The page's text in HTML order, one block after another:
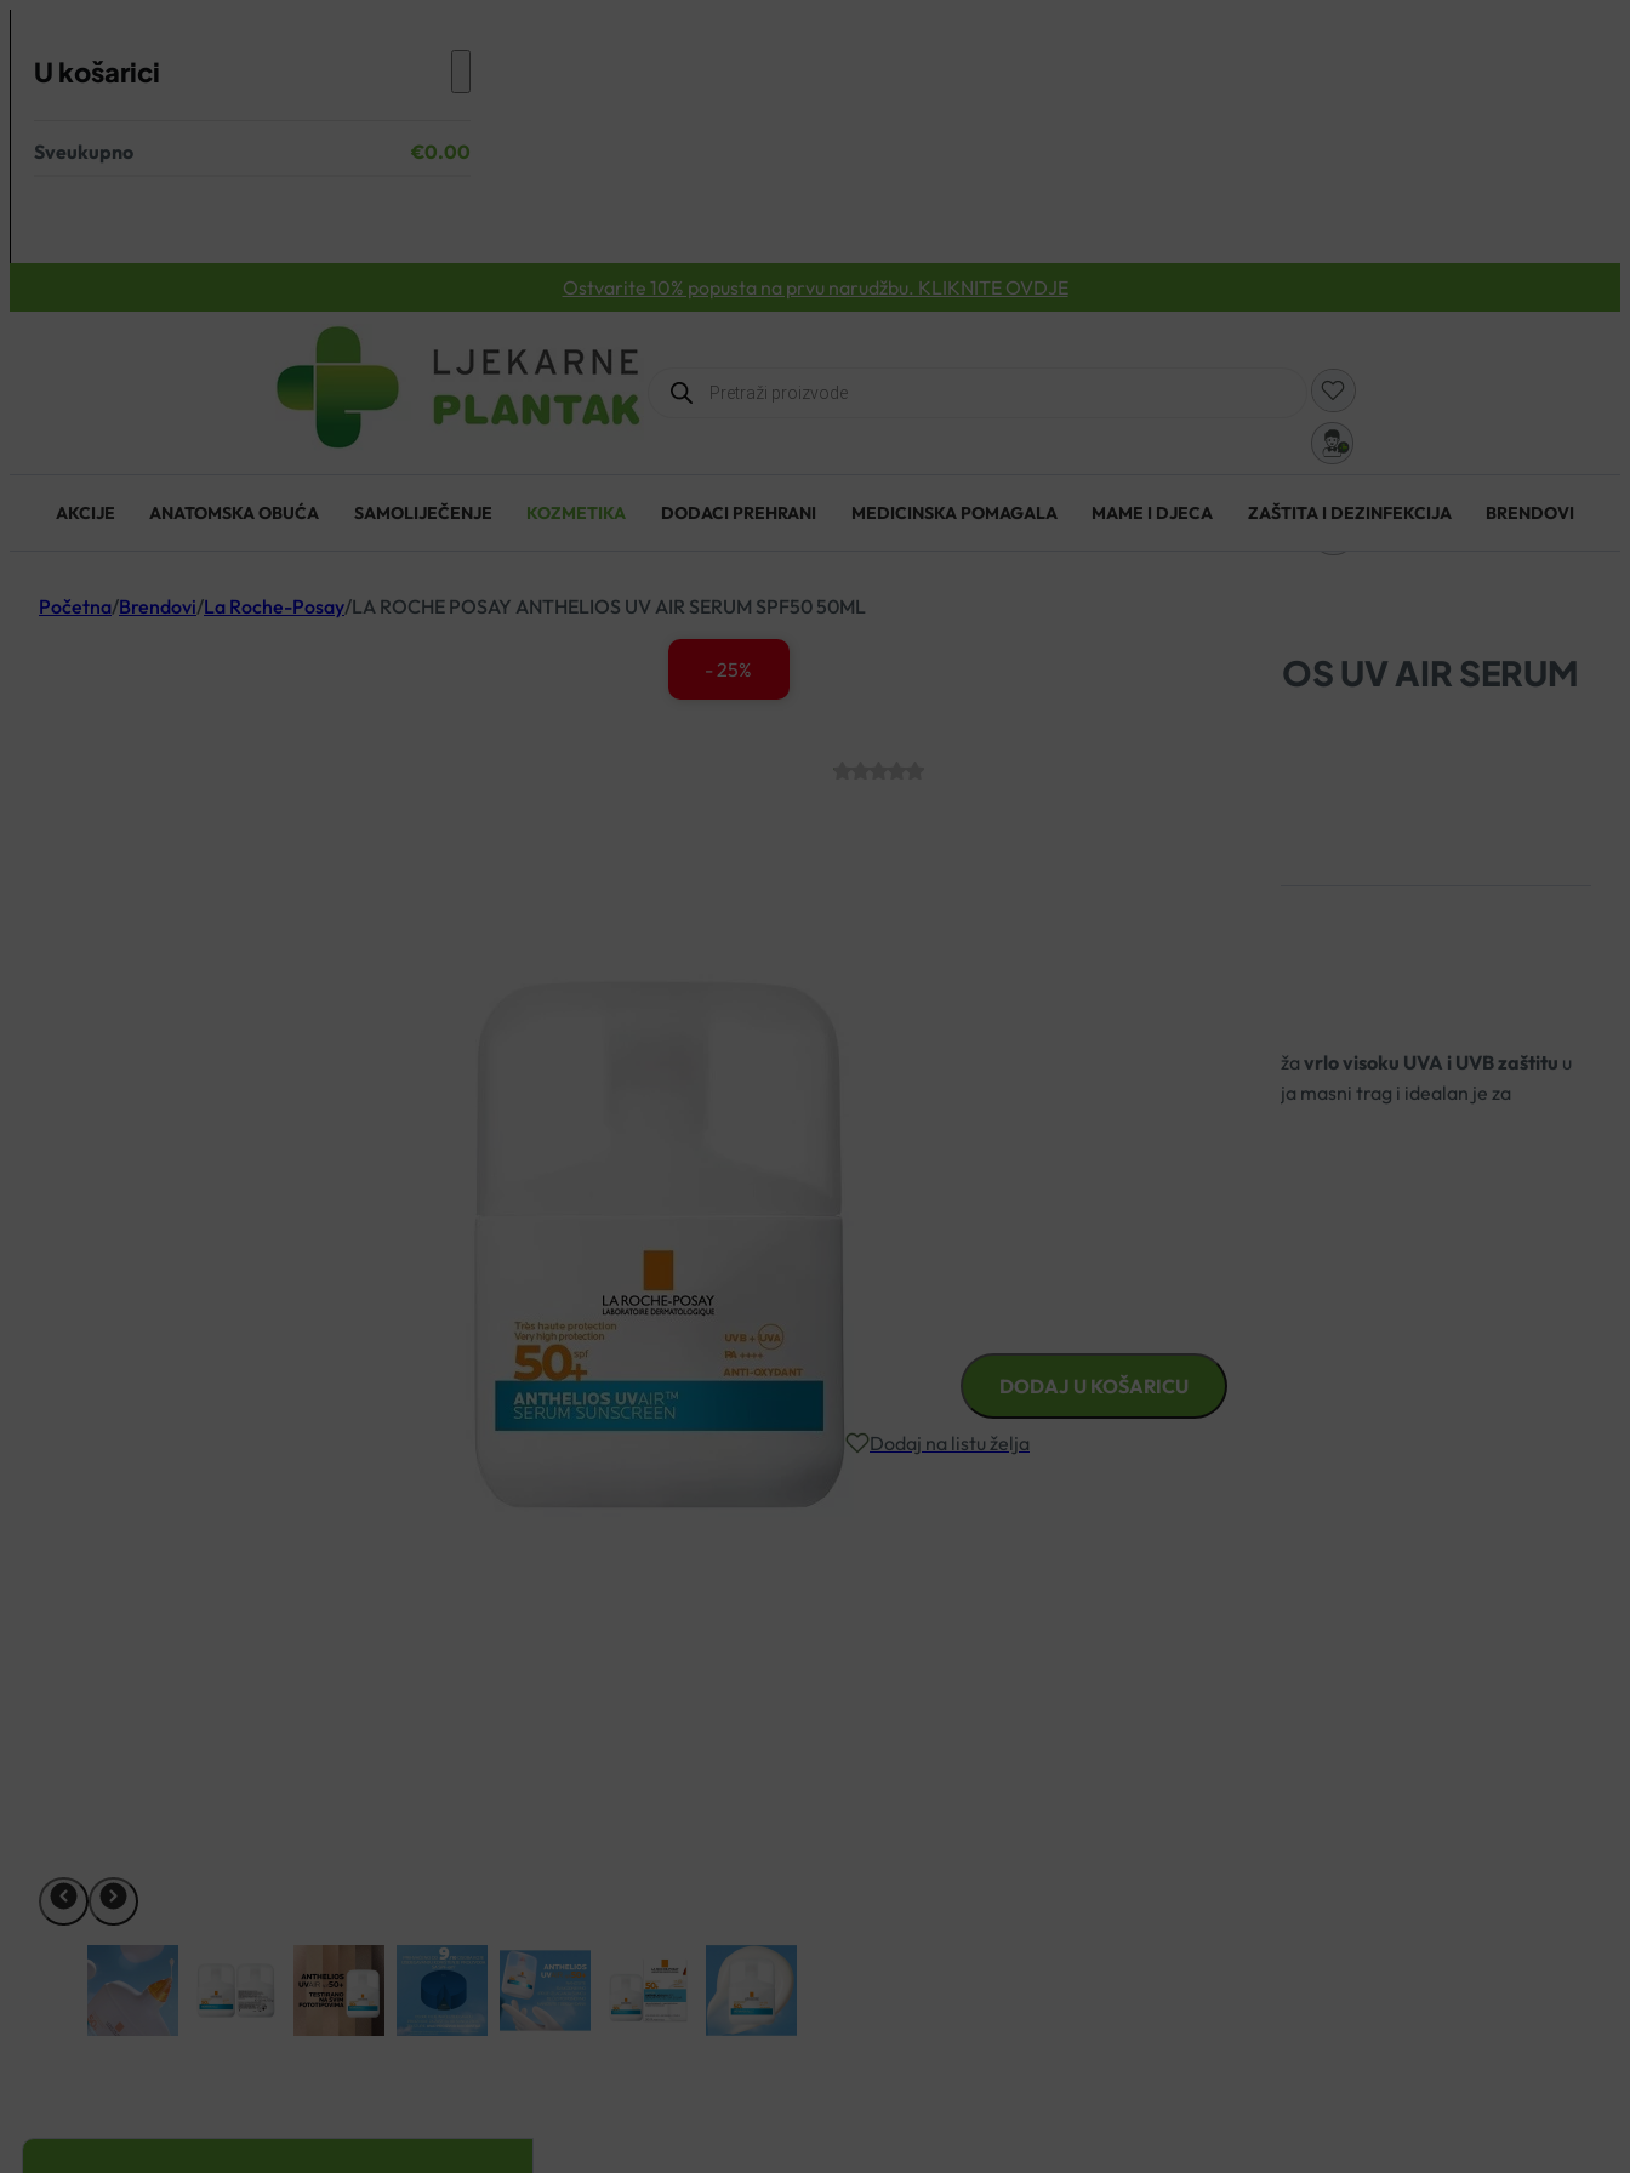
U košarici
Nema proizvoda u košarici.
Sveukupno €0.00
Ostvarite 10% popusta na prvu narudžbu. KLIKNITE OVDJE
Products
search
AKCIJE ANATOMSKA OBUĆA SAMOLIJEČENJE KOZMETIKA DODACI PREHRANI MEDICINSKA POMAGALA MAME I DJECA ZAŠTITA I DEZINFEKCIJA BRENDOVI
Početna/Brendovi/La Roche-Posay/LA ROCHE POSAY ANTHELIOS UV AIR SERUM SPF50 50ML
- 25%
LA ROCHE POSAY ANTHELIOS UV AIR SERUM
pruža vrlo visoku UVA i UVB zaštitu u
ultralaganoj teksturi seruma. Brzo se upija, ne ostavlja masni trag i idealan je za
POSAY
ANTHELIOS
DODAJ U KOŠARICU
Dodaj na listu želja